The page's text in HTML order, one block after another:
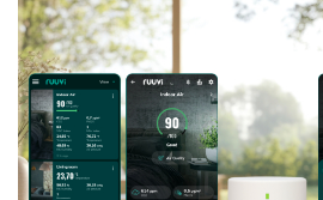
Veterinare
Tamburi fir
Testere
Sisteme fotovoltaice
Ventilatie
Tractare / Carlige auto